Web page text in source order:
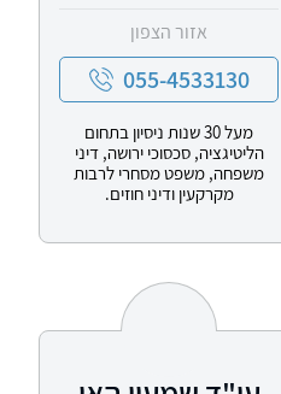
אזור הצפון
055-4533130
מעל 30 שנות ניסיון בתחום
הליטיגציה, סכסוכי ירושה, דיני
משפחה, משפט מסחרי לרבות
מקרקעין ודיני חוזים.